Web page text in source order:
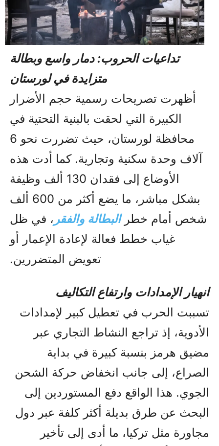
تداعيات الحروب: دمار واسع وبطالة
متزايدة في لورستان
أظهرت تصريحات رسمية حجم الأضرار
الكبيرة التي لحقت بالبنية التحتية في
محافظة لورستان، حيث تضررت نحو 6
آلاف وحدة سكنية وتجارية. كما أدت هذه
الأوضاع إلى فقدان 130 ألف وظيفة
بشكل مباشر، ما يضع أكثر من 600 ألف
شخص أمام خطرالبطالة والفقر ، في ظل
غياب خطط فعالة لإعادة الإعمار أو
تعويض المتضررين.
انهيار الإمدادات وارتفاع التكاليف
تسببت الحرب في تعطيل كبير لإمدادات
الأدوية، إذ تراجع النشاط التجاري عبر
مضيق هرمز بنسبة كبيرة في بداية
الصراع، إلى جانب انخفاض حركة الشحن
الجوي. هذا الواقع دفع المستوردين إلى
البحث عن طرق بديلة أكثر كلفة عبر دول
مجاورة مثل تركيا، ما أدى إلى تأخير